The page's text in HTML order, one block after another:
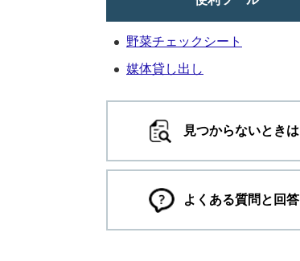
野菜チェックシート
媒体貸し出し
見つからないときは
よくある質問と回答